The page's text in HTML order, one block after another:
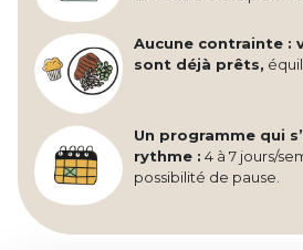
Aucune contrainte :
sont déjà prêts,
Un programme qui
rythme : 4 à 7 jours/
possibilité de pause.